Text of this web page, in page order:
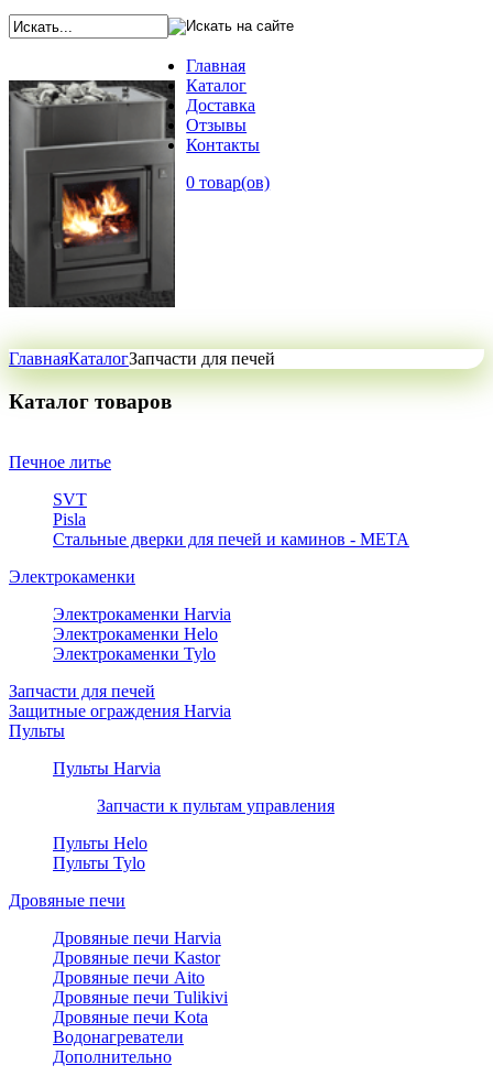
Главная
Каталог
Доставка
Отзывы
Контакты
0 товар(ов)
ГлавнаяКаталогЗапчасти для печей
Каталог товаров
Печное литье
SVT
Pisla
Стальные дверки для печей и каминов - META
Электрокаменки
Электрокаменки Harvia
Электрокаменки Helo
Электрокаменки Tylo
Запчасти для печей
Защитные ограждения Harvia
Пульты
Пульты Harvia
Запчасти к пультам управления
Пульты Helo
Пульты Tylo
Дровяные печи
Дровяные печи Harvia
Дровяные печи Kastor
Дровяные печи Aito
Дровяные печи Tulikivi
Дровяные печи Kota
Водонагреватели
Дополнительно